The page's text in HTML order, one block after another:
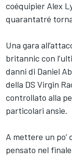
coéquipier Alex
quarantatré
Una gara
britannic con
danni di Daniel
della DS Virgin
controllato alla
particolari ansie.
A mettere un po’
pensato nel